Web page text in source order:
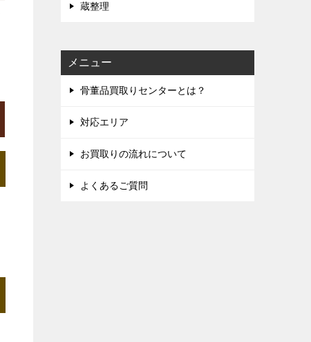
蔵整理
メニュー
骨董品買取りセンターとは？
対応エリア
お買取りの流れについて
よくあるご質問